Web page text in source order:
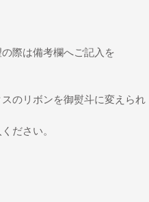
際は備考欄へご記入を
のリボンを御熨斗に変えられ
ださい。